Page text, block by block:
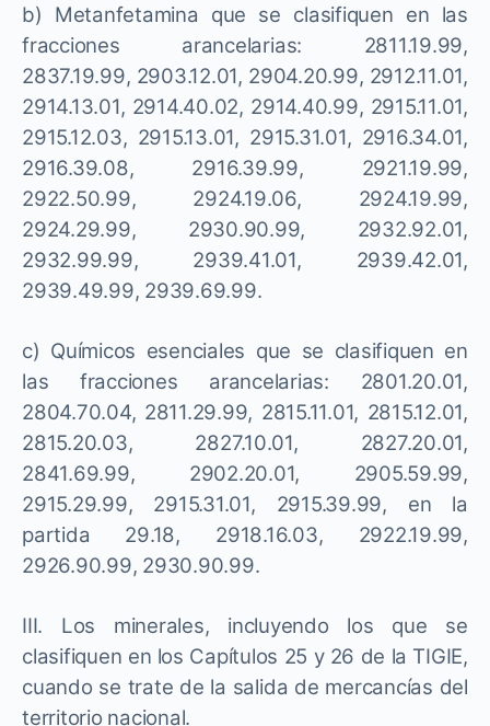
b) Metanfetamina que se clasifiquen en las
fracciones arancelarias: 2811.19.99,
2837.19.99, 2903.12.01, 2904.20.99, 2912.11.01,
2914.13.01, 2914.40.02, 2914.40.99, 2915.11.01,
2915.12.03, 2915.13.01, 2915.31.01, 2916.34.01,
2916.39.08, 2916.39.99, 2921.19.99,
2922.50.99, 2924.19.06, 2924.19.99,
2924.29.99, 2930.90.99, 2932.92.01,
2932.99.99, 2939.41.01, 2939.42.01,
2939.49.99, 2939.69.99.
c) Químicos esenciales que se clasifiquen en
las fracciones arancelarias: 2801.20.01,
2804.70.04, 2811.29.99, 2815.11.01, 2815.12.01,
2815.20.03, 2827.10.01, 2827.20.01,
2841.69.99, 2902.20.01, 2905.59.99,
2915.29.99, 2915.31.01, 2915.39.99, en la
partida 29.18, 2918.16.03, 2922.19.99,
2926.90.99, 2930.90.99.
III. Los minerales, incluyendo los que se
clasifiquen en los Capítulos 25 y 26 de la TIGIE,
cuando se trate de la salida de mercancías del
territorio nacional.